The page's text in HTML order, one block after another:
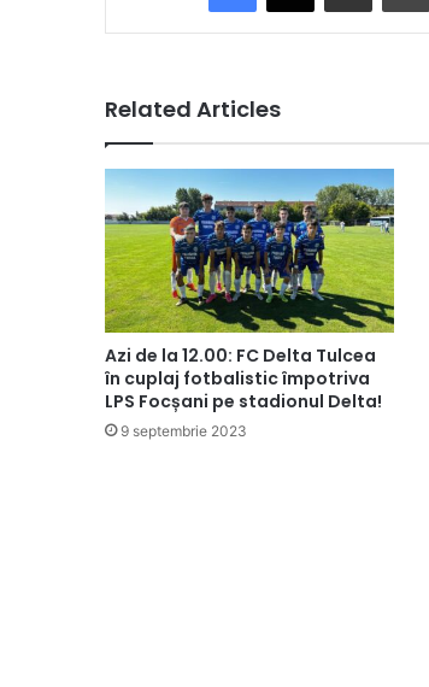
Related Articles
Azi de la 12.00: FC Delta Tulcea
în cuplaj fotbalistic împotriva
LPS Focșani pe stadionul Delta!
9 septembrie 2023